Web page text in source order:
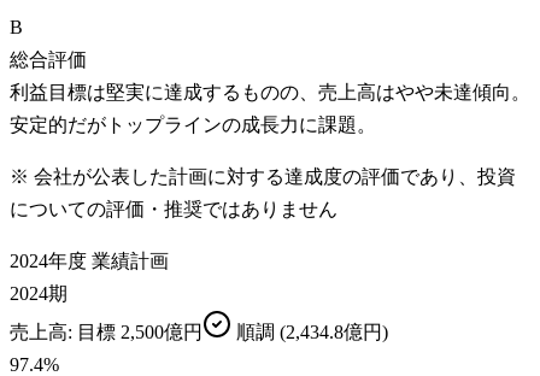
B
総合評価
利益目標は堅実に達成するものの、売上高はやや未達傾向。
安定的だがトップラインの成長力に課題。
※ 会社が公表した計画に対する達成度の評価であり、投資
についての評価・推奨ではありません
2024年度 業績計画
2024期
売上高: 目標 2,500億円 順調 (2,434.8億円)
97.4%